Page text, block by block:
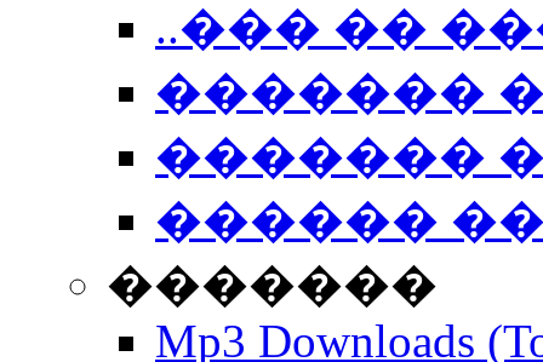
..��� ��
�������
�������
������
�������
Mp3 Downloads